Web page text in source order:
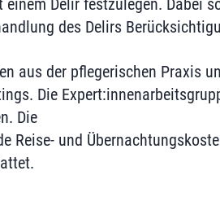
Delir festzulegen. Dabei
des Delirs
aus der pflegerischen Praxis
Die
Die
Reise- und